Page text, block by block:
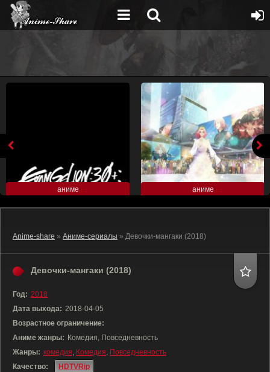
аниме аниме
Anime-share » Аниме-сериалы » Девочки-мангаки (2018)
Девочки-мангаки (2018)
Год: 2018
Дата выхода: 2018-04-05
Возрастное ограничение:
Аниме жанры: Комедия, Повседневность
Жанры: комедия, Комедия, Повседневность
Качество:
HDTVRip